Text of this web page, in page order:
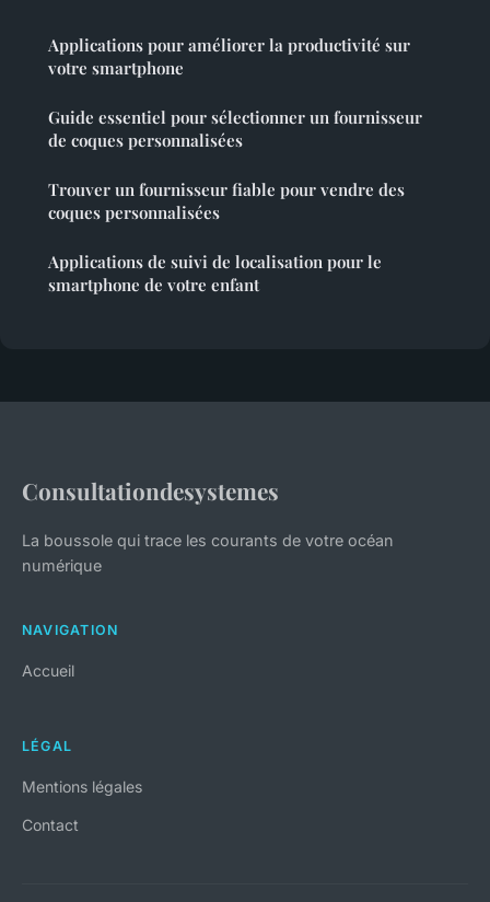
Applications pour améliorer la productivité sur
votre smartphone
Guide essentiel pour sélectionner un fournisseur
de coques personnalisées
Trouver un fournisseur fiable pour vendre des
coques personnalisées
Applications de suivi de localisation pour le
smartphone de votre enfant
Consultationdesystemes
La boussole qui trace les courants de votre océan
numérique
NAVIGATION
Accueil
LÉGAL
Mentions légales
Contact